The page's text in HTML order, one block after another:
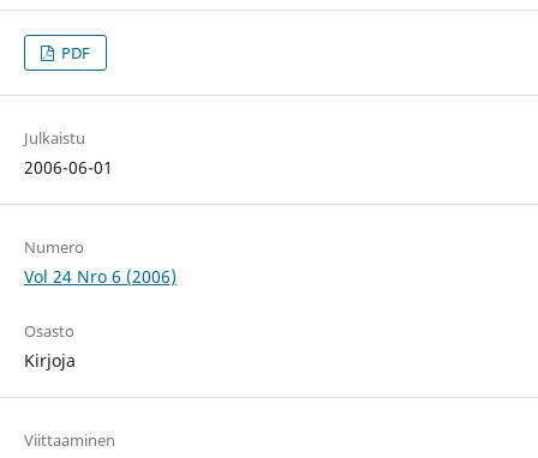
PDF
Julkaistu
2006-06-01
Numero
Vol 24 Nro 6 (2006)
Osasto
Kirjoja
Viittaaminen